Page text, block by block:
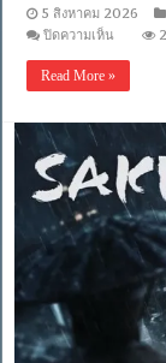
ไทย-
อังกฤษ
Master]
[MKV]
5 สิงหาคม 2026
ปิดความเห็น
กล้วย
(2006-
Kluay
1-
2
[พากย์:ไท
[SUB:ไ
[พากย์
บรรยาย
ไทย]
Read More »